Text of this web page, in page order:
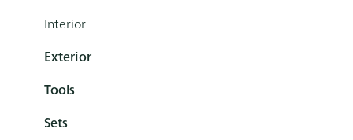
Interior
Exterior
Tools
Sets